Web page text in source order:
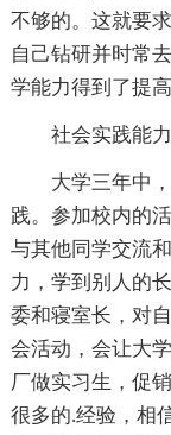
不够的。这就要
自己钻研并时常
学能力得到了提高
社会实践能
大学三年中
践。参加校内的
与其他同学交流
力，学到别人的
委和寝室长，对
会活动，会让大
厂做实习生，促
很多的.经验，相